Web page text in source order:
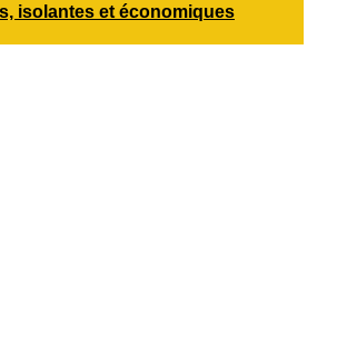
isolantes et économiques